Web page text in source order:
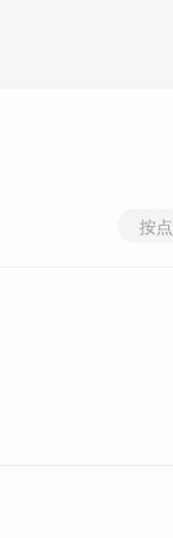
按